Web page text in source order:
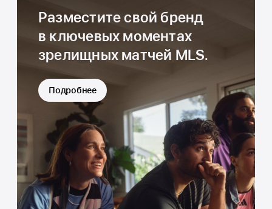
Разместите свой бренд
в ключевых моментах
зрелищных матчей MLS.
Подробнее